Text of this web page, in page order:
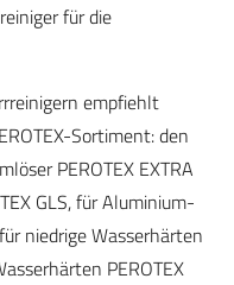
für die
empfiehlt
Sortiment: den
PEROTEX EXTRA
GLS, für Aluminium-
niedrige Wasserhärten
PEROTEX